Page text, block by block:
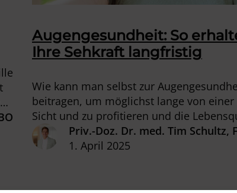
Augengesundheit: So
Ihre Sehkraft langfristig
Wie kann man selbst zur
beitragen, um möglichst lange von einer
Sicht und zu profitieren und die
zu erhalten? Darum geht es in diesem
Priv.-Doz. Dr. med. Tim Schultz,
1. April 2025